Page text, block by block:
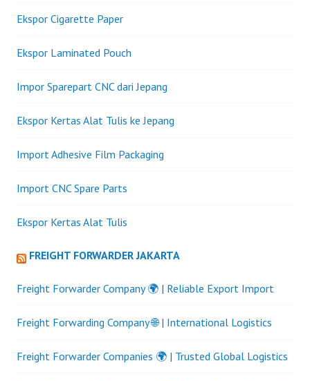
Ekspor Cigarette Paper
Ekspor Laminated Pouch
Impor Sparepart CNC dari Jepang
Ekspor Kertas Alat Tulis ke Jepang
Import Adhesive Film Packaging
Import CNC Spare Parts
Ekspor Kertas Alat Tulis
FREIGHT FORWARDER JAKARTA
Freight Forwarder Company 🌍 | Reliable Export Import
Freight Forwarding Company 🌐 | International Logistics
Freight Forwarder Companies 🌍 | Trusted Global Logistics